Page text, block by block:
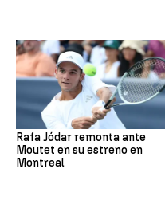
Rafa Jódar remonta ante
Moutet en su estreno en
Montreal